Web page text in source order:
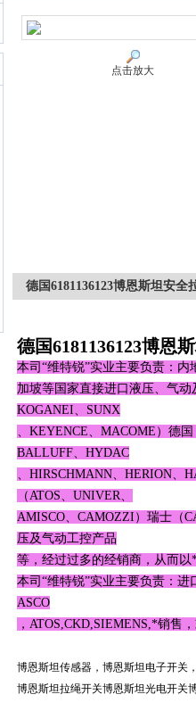
点击放大
德国6181136123博恩斯坦安全
德国6181136123博恩
本司“维特锐”实业主要负责：
加坡等国家直接进口液压、气
KOGANEI、SUNX
、KEYENCE、MACOME）德国
BALLUFF、HYDAC
、HIRSCHMANN、HERION、
（ATOS、UNIVER、
AMISCO、CAMOZZI）瑞士（
压及气动工控产品
等，经过过多的经销商，从而以
本司“维特锐”实业主要负责：进
ASCO
，ATOS,CKD,SIEMENS,*销售
博恩斯坦传感器，博恩斯坦电子开关
博恩斯坦拉绳开关博恩斯坦光电开关